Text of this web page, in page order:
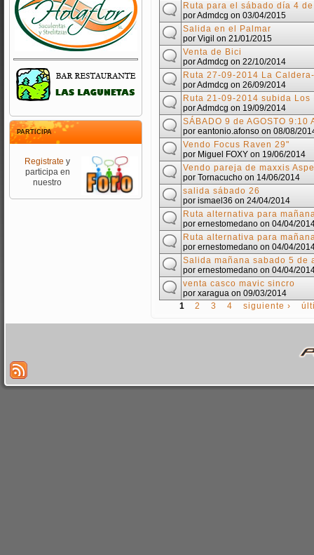
PARTICIPA
Registrate y
participa en
nuestro
Ruta para el sábado día 4
porAdmdcg on 03/04/2015
Salida en el Palmar
por Vigil on 21/01/2015
Venta de Bici
porAdmdcg on 22/10/2014
Ruta 27-09-2014 La
porAdmdcg on 26/09/2014
Ruta 21-09-2014 subida Los
porAdmdcg on 19/09/2014
SÁBADO 9 de AGOSTO
por eantonio.afonso on 08/08/
Vendo Focus Raven 29"
por Miguel FOXY on 19/06/2014
Vendo pareja de maxxis
por Tornacucho on 14/06/2014
salida sábado 26
por ismael36 on 24/04/2014
Ruta alternativa para
por ernestomedano on 04/04/
Ruta alternativa para
por ernestomedano on 04/04/
Salida mañana sabado 5 de
por ernestomedano on 04/04/
venta casco mavic sincro
por xaragua on 09/03/2014
PÁGINAS
1 2 3 4 siguiente ›